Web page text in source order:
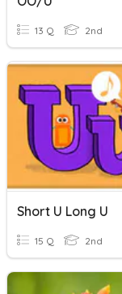
13 Q 2nd
Short U Long U
15 Q 2nd